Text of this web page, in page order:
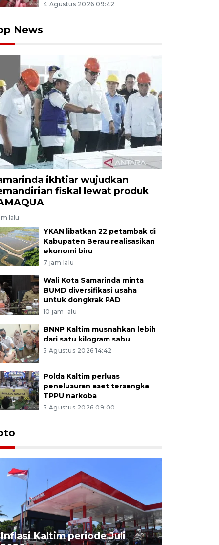
bersiap mengikuti lomba lari cepat Ramadhan 2025
Kalimantan Timur, Rabu (26/3/2025). Lomba lari
oleh Polresta Samarinda yang bekerja
dan Dinas Pemuda Olahraga dan Pariwisata
sekitar 260 orang peserta yang terbagi atas dua
putra dan putri yang bertujuan sebagai wadah positif
bakat mereka di bidang olahraga lari. Antara
4 Agustus 2026 09:42
News
ikhtiar wujudkan
fiskal lewat produk
lalu
YKAN libatkan 22 petambak di
Kabupaten Berau realisasikan
ekonomi biru
7 jam lalu
Wali Kota Samarinda minta
BUMD diversifikasi usaha
untuk dongkrak PAD
10 jam lalu
BNNP Kaltim musnahkan lebih
dari satu kilogram sabu
5 Agustus 2026 14:42
Polda Kaltim perluas
penelusuran aset tersangka
TPPU narkoba
5 Agustus 2026 09:00
Inflasi Kaltim periode Juli